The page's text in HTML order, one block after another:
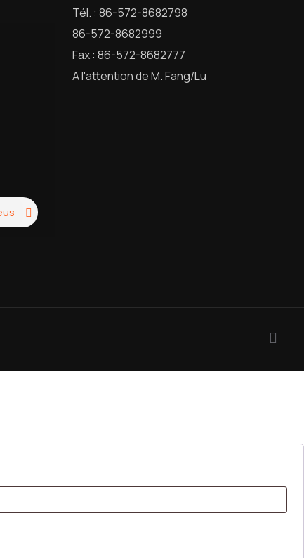
Tél. : 86-572-8682798
86-572-8682999
Fax : 86-572-8682777
A l'attention de M. Fang/Lu